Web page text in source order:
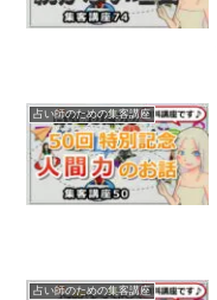
占い師のための集客講座
占い師のための集客講座